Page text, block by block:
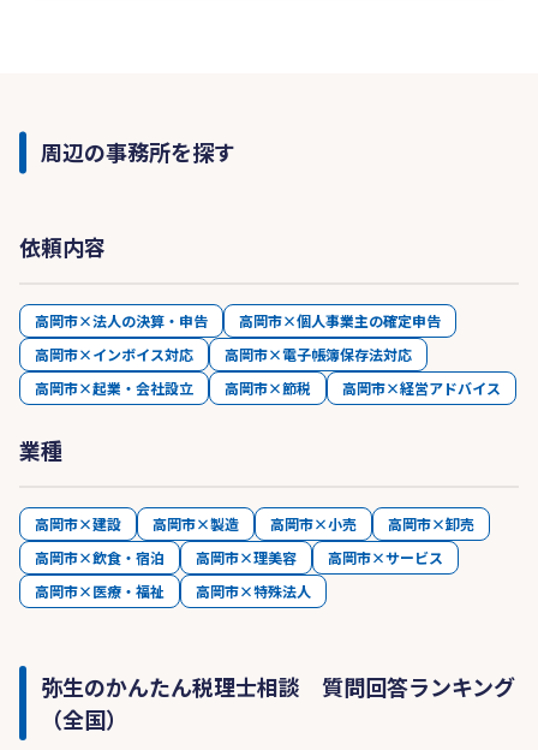
周辺の事務所を探す
依頼内容
高岡市×法人の決算・申告
高岡市×個人事業主の確定申告
高岡市×インボイス対応
高岡市×電子帳簿保存法対応
高岡市×起業・会社設立
高岡市×節税 高岡市×経営アドバイス
業種
高岡市×建設 高岡市×製造 高岡市×小売
高岡市×卸売
高岡市×飲食・宿泊
高岡市×理美容
高岡市×サービス
高岡市×医療・福祉
高岡市×特殊法人
弥生のかんたん税理士相談 質問回答ランキング
（全国）